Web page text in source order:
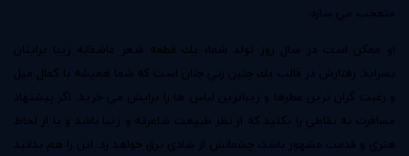
متعجب مي سازد.
او ممكن است در سال روز تولد شما، يك قطعه شعر عاشقانه زيبا برايتان
بسرايد. رفتارش در قالب يك چنين زني چنان است كه شما هميشه با كمال ميل
و رغبت گران ترين عطرها و زيباترين لباس ها را برايش مي خريد. اگر پيشنهاد
مسافرت به نقاطي را بكنيد كه از نظر طبيعت شاعرانه و زيبا باشد و يا از لحاظ
هنري و قدمت مشهور باشد، چشمانش از شادي برق خواهد زد. اين را هم بدانيد